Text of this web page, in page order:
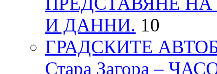
И ДАННИ. 10
ГРАДСКИТЕ
Стара Загора –